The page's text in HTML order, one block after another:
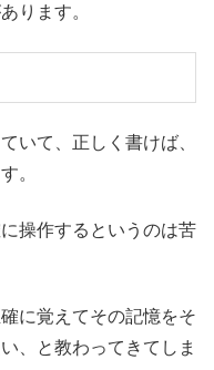
ります。
いて、正しく書けば、
。
操作するというのは苦
に覚えてその記憶をそ
、と教わってきてしま